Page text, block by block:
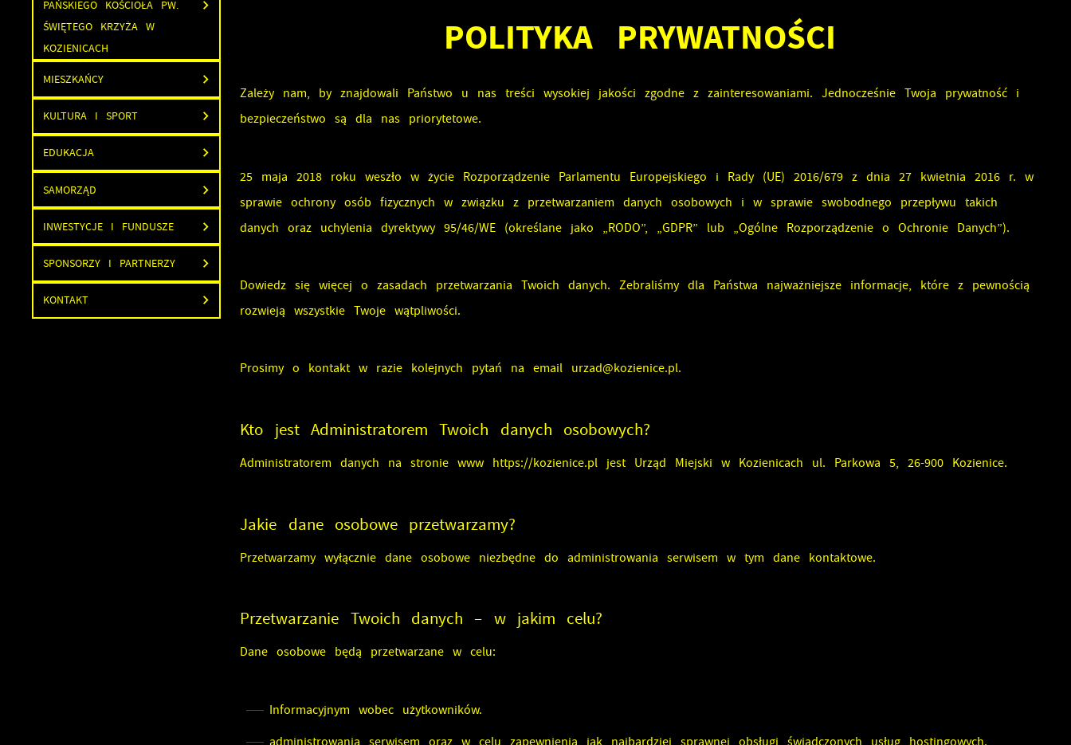
PAŃSKIEGO KOŚCIOŁA PW.
ŚWIĘTEGO KRZYŻA W
KOZIENICACH
MIESZKAŃCY
KULTURA I SPORT
EDUKACJA
SAMORZĄD
INWESTYCJE I FUNDUSZE
SPONSORZY I PARTNERZY
KONTAKT
POLITYKA PRYWATNOŚCI
Zależy nam, by znajdowali Państwo u nas treści wysokiej jakości zgodne z zainteresowaniami. Jednocześnie Twoja prywatność i
bezpieczeństwo są dla nas priorytetowe.
25 maja 2018 roku weszło w życie Rozporządzenie Parlamentu Europejskiego i Rady (UE) 2016/679 z dnia 27 kwietnia 2016 r. w
sprawie ochrony osób fizycznych w związku z przetwarzaniem danych osobowych i w sprawie swobodnego przepływu takich
danych oraz uchylenia dyrektywy 95/46/WE (określane jako „RODO”, „GDPR” lub „Ogólne Rozporządzenie o Ochronie Danych”).
Dowiedz się więcej o zasadach przetwarzania Twoich danych. Zebraliśmy dla Państwa najważniejsze informacje, które z pewnością
rozwieją wszystkie Twoje wątpliwości.
Prosimy o kontakt w razie kolejnych pytań naemail urzad@kozienice.pl.
Kto jest Administratorem Twoich danych osobowych?
Administratorem danych na stronie www https://kozienice.pl jest Urząd Miejski w Kozienicach ul. Parkowa 5, 26-900 Kozienice.
Jakie dane osobowe przetwarzamy?
Przetwarzamy wyłącznie dane osobowe niezbędne do administrowania serwisem w tym dane kontaktowe.
Przetwarzanie Twoich danych – w jakim celu?
Dane osobowe będą przetwarzane w celu:
Informacyjnym wobec użytkowników.
administrowania serwisem oraz w celu zapewnienia jak najbardziej sprawnej obsługi świadczonych usług hostingowych.